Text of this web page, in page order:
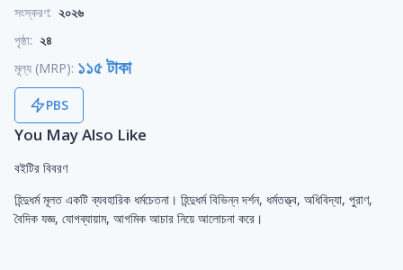
সংস্করণ: ২০২৬
পৃষ্ঠা: ২৪
মূল্য (MRP): ১১৫ টাকা
PBS
You May Also Like
বইটির বিবরণ
হিন্দুধর্ম মূলত একটি ব্যবহারিক ধর্মচেতনা। হিন্দুধর্ম বিভিন্ন দর্শন, ধর্মতত্ত্ব, অধিবিদ্যা, পুরাণ,
বৈদিক যজ্ঞ, যোগব্যায়াম, আগমিক আচার নিয়ে আলোচনা করে।